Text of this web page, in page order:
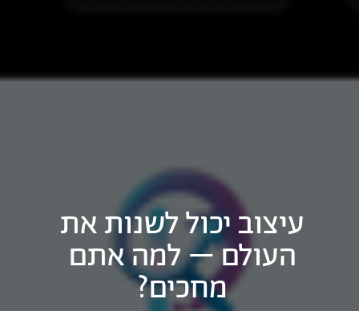
עיצוב יכול לשנות את
העולם – למה אתם
מחכים?